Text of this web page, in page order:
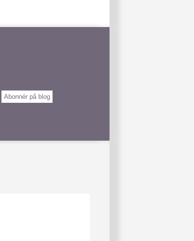
Abonnér på blog